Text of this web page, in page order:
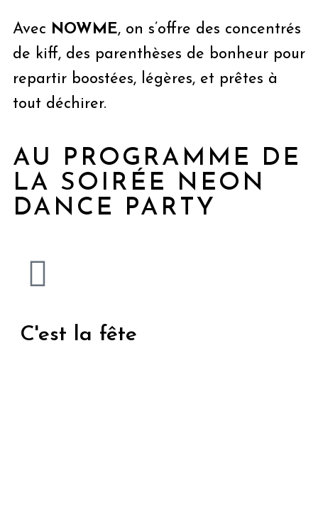
Avec NOWME, on s’offre des concentrés
de kiff, des parenthèses de bonheur pour
repartir boostées, légères, et prêtes à
tout déchirer.
AU PROGRAMME DE
LA SOIRÉE NEON
DANCE PARTY
C'est la fête